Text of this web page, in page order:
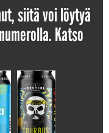
siitä voi löytyä
Katso